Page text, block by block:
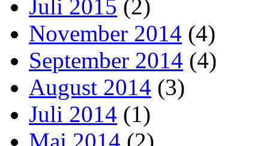
Juli 2015 (2)
November 2014 (4)
September 2014 (4)
August 2014 (3)
Juli 2014 (1)
Mai 2014 (2)